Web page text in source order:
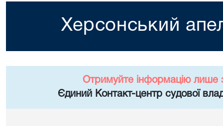
Херсонський
Отримуйте інформацію лише
Єдиний Контакт-центр судової